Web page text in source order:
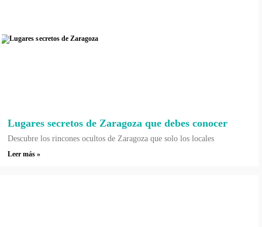
Lugares secretos de Zaragoza que debes conocer
Descubre los rincones ocultos de Zaragoza que solo los locales
Leer más »